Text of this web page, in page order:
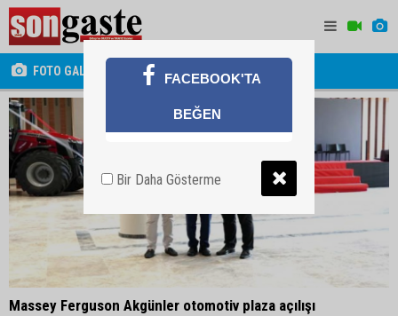
FOTO GALERİ
Massey Ferguson Akgünler otomotiv plaza açılışı
FACEBOOK'TA
BEĞEN
Bir Daha Gösterme